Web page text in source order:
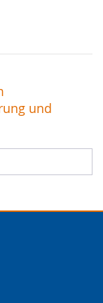
und